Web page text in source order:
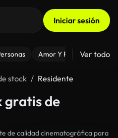
Iniciar sesión
Amor Y Relaciones
Ver todo
stock Residente
gratis de
de calidad cinematográfica para